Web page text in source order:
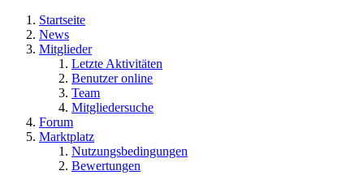
Startseite
News
Mitglieder
Letzte Aktivitäten
Benutzer online
Team
Mitgliedersuche
Forum
Marktplatz
Nutzungsbedingungen
Bewertungen